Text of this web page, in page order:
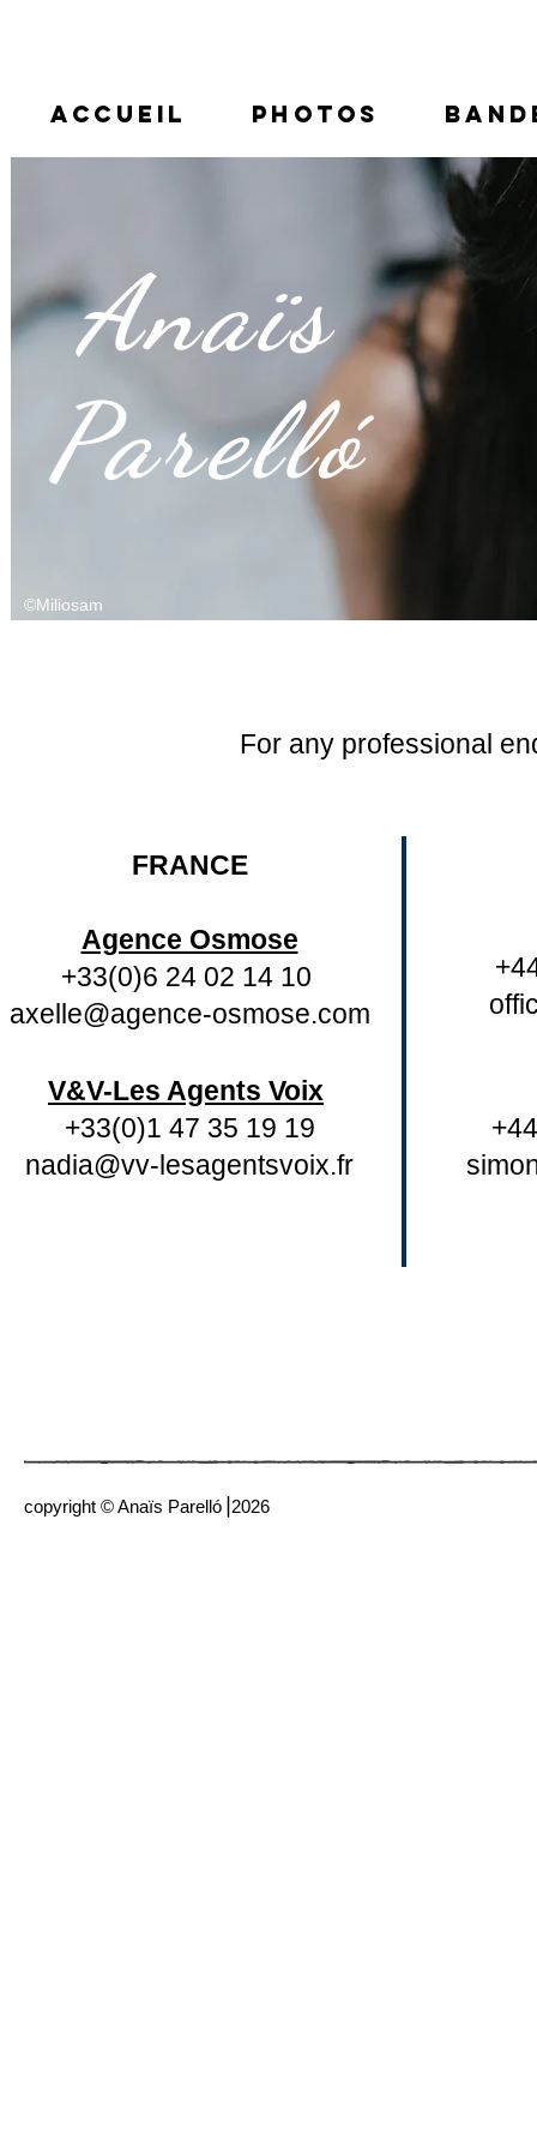
ACCUEIL PHOTOS
©Miliosam
Anaïs
Parelló
For any professional
FRANCE
Agence Osmose
+33(0)6 24 02 14 10
axelle@agence-osmose.com
V&V-Les Agents Voix
+33(0)1 47 35 19 19
nadia@vv-lesagentsvoix.fr
copyright © Anaïs Parelló⎟2026